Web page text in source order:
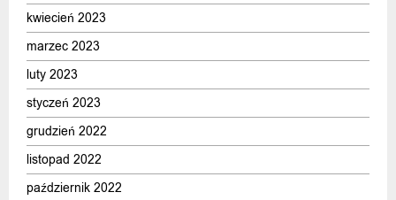
kwiecień 2023
marzec 2023
luty 2023
styczeń 2023
grudzień 2022
listopad 2022
październik 2022